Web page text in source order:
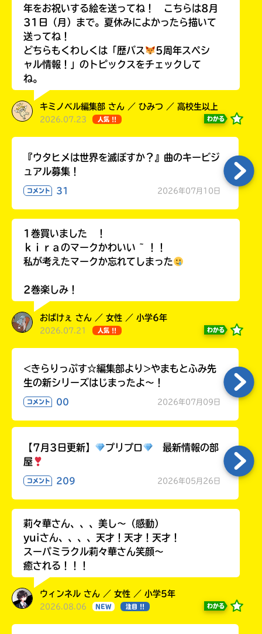
年をお祝いする絵を送ってね！ こちらは8月
31日（月）まで。夏休みによかったら描いて
送ってね！
どちらもくわしくは「歴バス
5周年スペシ
ャル情報！」のトピックスをチェックして
ね。
キミノベル編集部 さん ／ ひみつ ／ 高校生以上
2026.07.23 人気 !! わかる
『ウタヒメは世界を滅ぼすか？』曲のキービジ
ュアル募集！
コメント 31 2026年07月10日
1巻買いました ！
ｋｉｒａのマークかわいい ~ ！！
私が考えたマークか忘れてしまった
2巻楽しみ！
おばけぇ さん ／ 女性 ／ 小学6年
2026.07.21 人気 !! わかる
<きらりっぷす☆編集部より>やまもとふみ先
生の新シリーズはじまったよ～！
コメント 00 2026年07月09日
【7月3日更新】 プリプロ
最新情報の部
屋
コメント 209 2026年05月26日
莉々華さん、、、美し〜（感動）
yuiさん、、、、天才！天才！天才！
スーパミラクル莉々華さん笑顔〜
癒される！！！
ウィンネル さん ／ 女性 ／ 小学5年
2026.08.06 NEW 注目 !! わかる